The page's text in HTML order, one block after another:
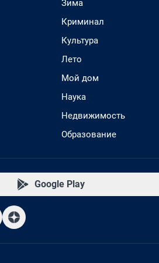
Зима
Криминал
Культура
Лето
Мой дом
Наука
Недвижимость
Образование
Google Play